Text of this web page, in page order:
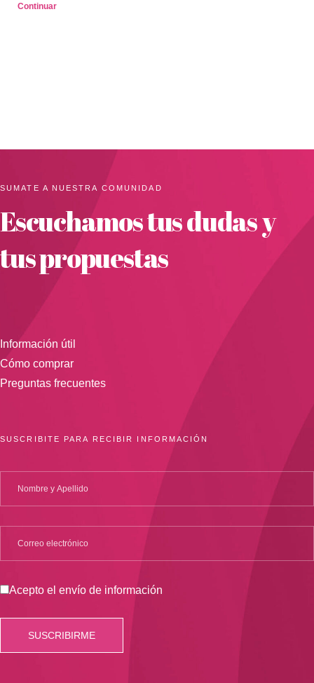
Continuar
SUMATE A NUESTRA COMUNIDAD
Escuchamos tus dudas y
tus propuestas
Información útil
Cómo comprar
Preguntas frecuentes
SUSCRIBITE PARA RECIBIR INFORMACIÓN
Acepto el envío de información